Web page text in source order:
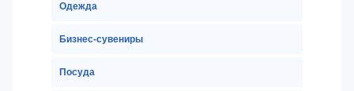
Одежда
Бизнес-сувениры
Посуда